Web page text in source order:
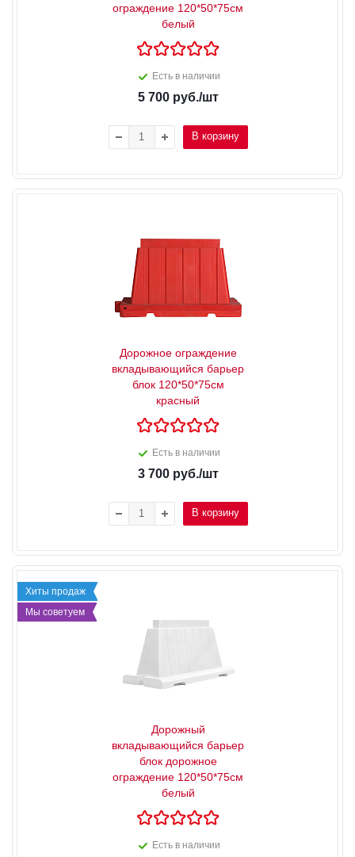
ограждение 120*50*75см
белый
Есть в наличии
5 700руб./шт
В корзину
Дорожное ограждение
вкладывающийся барьер
блок 120*50*75см
красный
Есть в наличии
3 700руб./шт
В корзину
Хиты продаж
Мы советуем
Дорожный
вкладывающийся барьер
блок дорожное
ограждение 120*50*75см
белый
Есть в наличии